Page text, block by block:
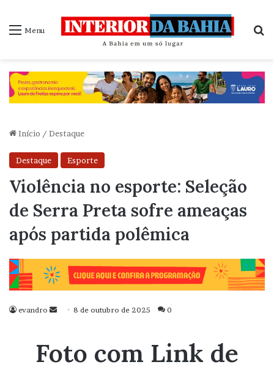
Menu
Início / Destaque
Destaque Esporte
Violência no esporte: Seleção
de Serra Preta sofre ameaças
após partida polêmica
evandro
Mande
mail
8 de outubro de 2025 0
Foto com Link de